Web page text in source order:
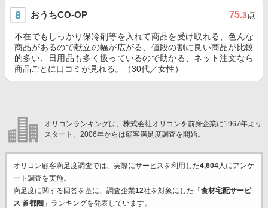
おうちCO-OP 75.3点
不在でもしっかり保冷剤等を入れて商品を受け取れる、色んな
商品があるので献立の幅が広がる、値段の割に良い商品が比較
的多い、日用品も多く扱っているので助かる、ネット注文なら
商品ごとに口コミが見れる。（30代／女性）
オリコンランキングは、株式会社オリコンを前身企業に1967年より
スタート。2006年からは顧客満足度調査を開始。
オリコン顧客満足度調査では、実際にサービスを利用した4,604人にアンケ
ート調査を実施。
満足度に関する回答を基に、調査企業12社を対象にした「 食材宅配サービ
ス 首都圏 」ランキングを発表しています。